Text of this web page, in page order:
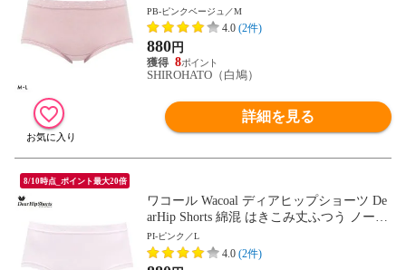
ルショーツ ML
PB-ピンクベージュ／M
4.0 (2件)
880円
8
SHIROHATO（白鳩）
詳細を見る
8/10時点_ポイント最大20倍
ワコール Wacoal ディアヒップショーツ De
arHip Shorts 綿混 はきこみ丈ふつう ノーマ
ルショーツ ML
PI-ピンク／L
4.0 (2件)